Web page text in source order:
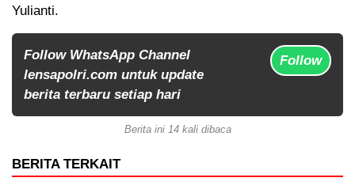
Yulianti.
Follow WhatsApp Channel
lensapolri.com untuk update
berita terbaru setiap hari
Follow
Berita ini 14 kali dibaca
BERITA TERKAIT